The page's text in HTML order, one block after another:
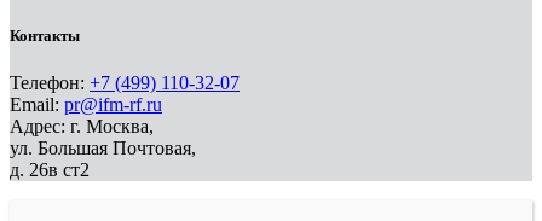
Контакты
Телефон: +7 (499) 110-32-07
Email: pr@ifm-rf.ru
Адрес: г. Москва,
ул. Большая Почтовая,
д. 26в ст2